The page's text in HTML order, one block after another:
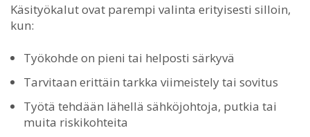
Käsityökalut ovat parempi valinta erityisesti silloin,
kun:
Työkohde on pieni tai helposti särkyvä
Tarvitaan erittäin tarkka viimeistely tai sovitus
Työtä tehdään lähellä sähköjohtoja, putkia tai
muita riskikohteita